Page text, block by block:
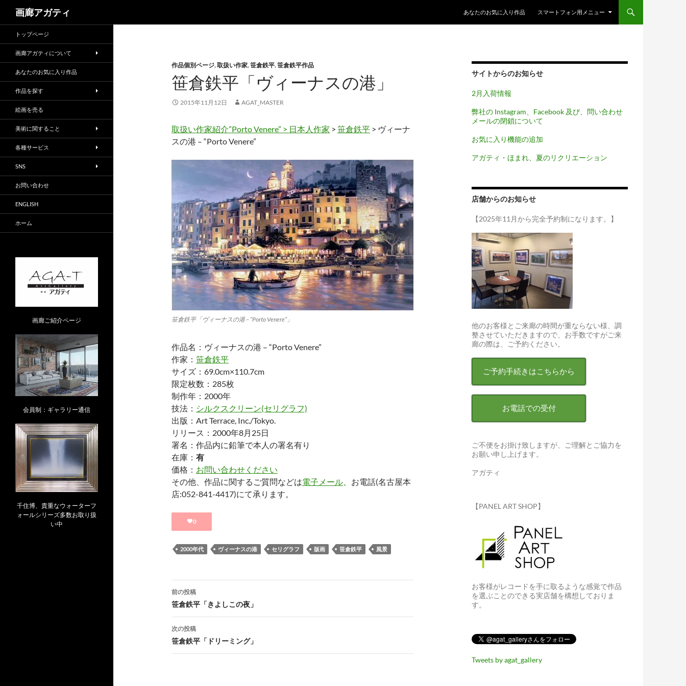
画廊アガティ
あなたのお気に入り作品
スマートフォン用メニュー
作品個別ページ,取扱い作家,笹倉鉄平,笹倉鉄平作品
笹倉鉄平「ヴィーナスの港」
2015年11月12日 AGAT_MASTER
取扱い作家紹介”Porto Venere” > 日本人作家 > 笹倉鉄平 > ヴィーナ
スの港 – “Porto Venere”
笹倉鉄平「ヴィーナスの港 – “Porto Venere”」
作品名：ヴィーナスの港 – “Porto Venere”
作家： 笹倉鉄平
サイズ：69.0cm×110.7cm
限定枚数：285枚
制作年：2000年
技法： シルクスクリーン(セリグラフ)
出版：Art Terrace, Inc./Tokyo.
リリース：2000年8月25日
署名：作品内に鉛筆で本人の署名有り
在庫： 有
価格： お問い合わせください
その他、作品に関するご質問などは電子メール 、お電話(名古屋本
店:052-841-4417)にて承ります。
0
2000年代 ヴィーナスの港 セリグラフ 版画 笹倉鉄平 風景
投
稿
ナ
ビ
前の投稿
笹倉鉄平「きよしこの夜」
次の投稿
笹倉鉄平「ドリーミング」
サイトからのお知らせ
2月入荷情報
弊社の Instagram、Facebook 及び、問い合わせ
メールの閉鎖について
お気に入り機能の追加
アガティ・ほまれ、夏のリクリエーション
店舗からのお知らせ
【2025年11月から完全予約制になります。】
他のお客様とご来廊の時間が重ならない様、調
整させていただきますので、お手数ですがご来
廊の際は、ご予約ください。
ご予約手続きはこちらから
お電話での受付
ご不便をお掛け致しますが、ご理解とご協力を
お願い申し上げます。
アガティ
【PANEL ART SHOP】
お客様がレコードを手に取るような感覚で作品
を選ぶことのできる実店舗を構想しておりま
す。
Tweets by agat_gallery
トップページ
画廊アガティについて
あなたのお気に入り作品
作品を探す
絵画を売る
美術に関すること
各種サービス
SNS
お問い合わせ
ENGLISH
ホーム
画廊ご紹介ページ
会員制：ギャラリー通信
千住博、貴重なウォーターフ
ォールシリーズ多数お取り扱
い中